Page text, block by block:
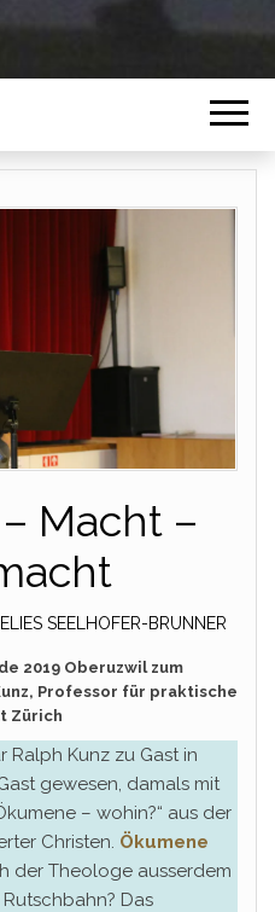
Macht –
SEELHOFER-BRUNNER
2019 Oberuzwil zum
Professor für praktische
Zürich
Ralph Kunz zu Gast in
gewesen, damals mit
– wohin?“ aus der
Christen. Ökumene
der Theologe ausserdem
Das